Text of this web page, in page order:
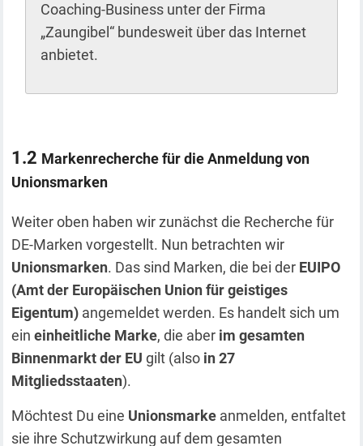
Coaching-Business unter der Firma
„Zaungibel“ bundesweit über das Internet
anbietet.
Markenrecherche für die Anmeldung von
Unionsmarken
Weiter oben haben wir zunächst die Recherche für
DE-Marken vorgestellt. Nun betrachten wir
Unionsmarken. Das sind Marken, die bei der EUIPO
(Amt der Europäischen Union für geistiges
Eigentum) angemeldet werden. Es handelt sich um
eineinheitliche Marke, die aber im gesamten
Binnenmarkt der EU gilt (also in 27
Mitgliedsstaaten).
Möchtest Du eine Unionsmarke anmelden, entfaltet
sie ihre Schutzwirkung auf dem gesamten